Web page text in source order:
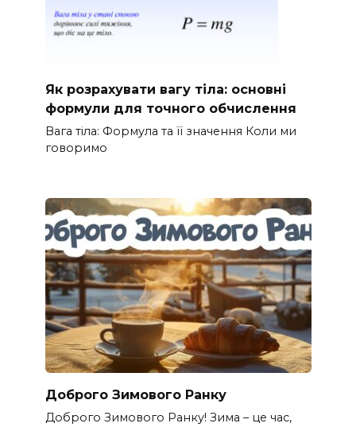
Як розрахувати вагу тіла: основні
формули для точного обчислення
Вага тіла: Формула та її значення Коли ми
говоримо
Доброго Зимового Ранку
Доброго Зимового Ранку! Зима – це час,